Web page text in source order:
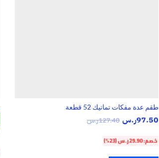
طقم عدة مفكات تماتيك 52 قطعة
97.50ر.س 127.40ر.س
خصم:29.90ر.س(23%)